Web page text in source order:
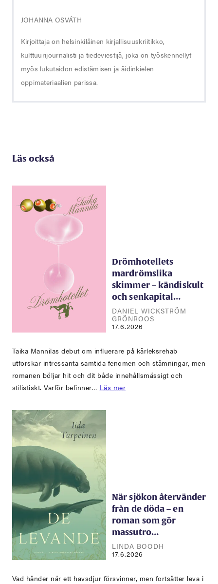
JOHANNA OSVÁTH
Kirjoittaja on helsinkiläinen kirjallisuuskriitikko,
kulttuurijournalisti ja tiedeviestijä, joka on työskennellyt
myös lukutaidon edistämisen ja äidinkielen
oppimateriaalien parissa.
Läs också
Drömhotellets
mardrömslika
skimmer – kändiskult
och senkapital…
DANIEL WICKSTRÖM
GRÖNROOS
17.6.2026
Taika Mannilas debut om influerare på kärleksrehab
utforskar intressanta samtida fenomen och stämningar, men
romanen böljar hit och dit både innehållsmässigt och
stilistiskt. Varför befinner… Läs mer
När sjökon återvänder
från de döda – en
roman som gör
massutro…
LINDA BOODH
17.6.2026
Vad händer när ett havsdjur försvinner, men fortsätter leva i